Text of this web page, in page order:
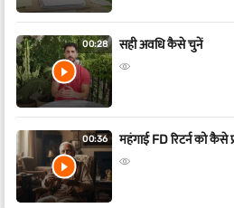
00:28 सही अवधि कैसे चुनें
00:36 महंगाई FD रिटर्न को कैसे